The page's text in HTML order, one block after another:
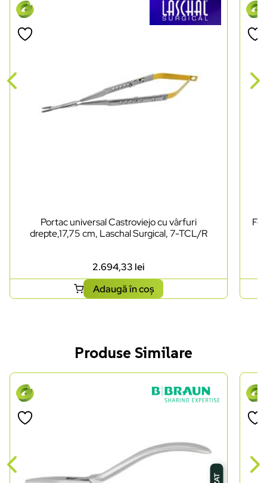
Portac universal Castroviejo cu vârfuri
drepte,17,75 cm, Laschal Surgical, 7-TCL/R
2.694,33 lei
Adaugă în coș
Produse Similare